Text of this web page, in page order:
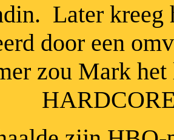
Later kreeg
door een
zou Mark het